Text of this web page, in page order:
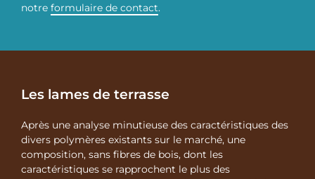
notre formulaire de contact.
Les lames de terrasse
Après une analyse minutieuse des caractéristiques des
divers polymères existants sur le marché, une
composition, sans fibres de bois, dont les
caractéristiques se rapprochent le plus des